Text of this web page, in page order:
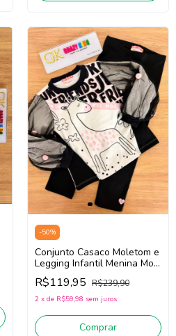
-50%
Conjunto Casaco Moletom e
Legging Infantil Menina Mon
Sucré 138022374 (Off
White/Preto)
R$119,95 R$239,90
2 x de R$59,98 sem juros
Comprar